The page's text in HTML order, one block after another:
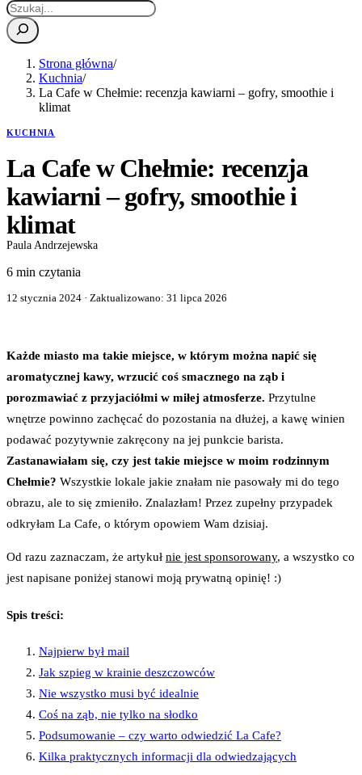
Strona główna/
Kuchnia/
La Cafe w Chełmie: recenzja kawiarni – gofry, smoothie i
klimat
KUCHNIA
La Cafe w Chełmie: recenzja
kawiarni – gofry, smoothie i
klimat
Paula Andrzejewska
6 min czytania
12 stycznia 2024 · Zaktualizowano: 31 lipca 2026
Każde miasto ma takie miejsce, w którym można napić się
aromatycznej kawy, wrzucić coś smacznego na ząb i
porozmawiać z przyjaciółmi w miłej atmosferze. Przytulne
wnętrze powinno zachęcać do pozostania na dłużej, a kawę winien
podawać pozytywnie zakręcony na jej punkcie barista.
Zastanawiałam się, czy jest takie miejsce w moim rodzinnym
Chełmie? Wszystkie lokale jakie znałam nie pasowały mi do tego
obrazu, ale to się zmieniło. Znalazłam! Przez zupełny przypadek
odkryłam La Cafe, o którym opowiem Wam dzisiaj.
Od razu zaznaczam, że artykuł nie jest sponsorowany, a wszystko co
jest napisane poniżej stanowi moją prywatną opinię! :)
Spis treści:
Najpierw był mail
Jak szpieg w krainie deszczowców
Nie wszystko musi być idealnie
Coś na ząb, nie tylko na słodko
Podsumowanie – czy warto odwiedzić La Cafe?
Kilka praktycznych informacji dla odwiedzających